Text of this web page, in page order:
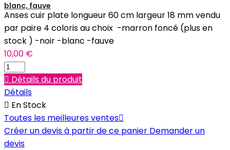
blanc, fauve
Anses cuir plate longueur 60 cm largeur 18 mm vendu
par paire 4 coloris au choix -marron foncé (plus en
stock ) -noir -blanc -fauve
10,00 €
 Détails du produit
Détails
 En Stock
Toutes les meilleures ventes
Créer un devis à partir de ce panier Demander un
devis